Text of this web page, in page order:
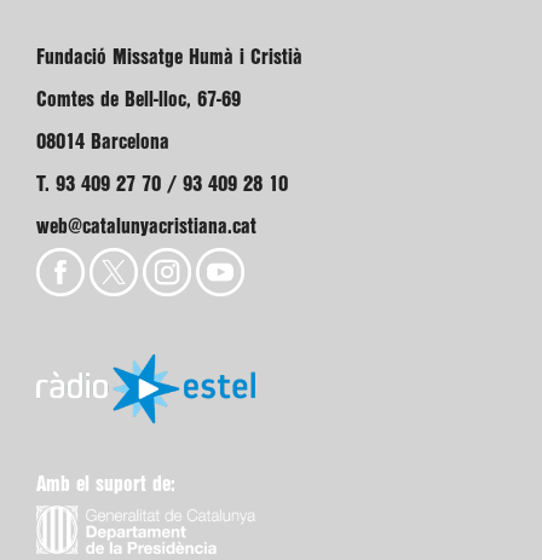
Fundació Missatge Humà i Cristià
Comtes de Bell-lloc, 67-69
08014 Barcelona
T. 93 409 27 70 / 93 409 28 10
web@catalunyacristiana.cat
Amb el suport de: